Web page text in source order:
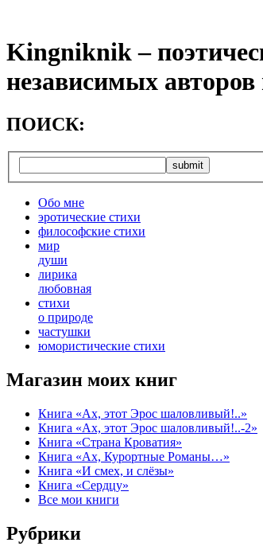
Kingniknik –
независимых
ПОИСК:
Обо мне
эротические стихи
философские стихи
мир
души
лирика
любовная
cтихи
о природе
частушки
юмористические стихи
Магазин моих книг
Книга «Ах, этот Эрос шаловливый!..»
Книга «Ах, этот Эрос шаловливый!..-2»
Книга «Страна Кроватия»
Книга «Ах, Курортные Романы…»
Книга «И смех, и слёзы»
Книга «Сердцу»
Все мои книги
Рубрики